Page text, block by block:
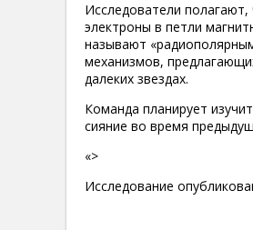
Исследователи
электроны в петли
называют
механизмов,
далеких звездах.
Команда планирует
сияние во время
«>
Исследование